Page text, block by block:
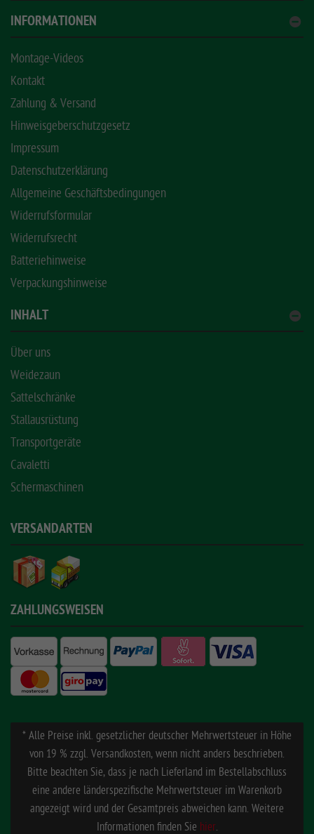
INFORMATIONEN
Montage-Videos
Kontakt
Zahlung & Versand
Hinweisgeberschutzgesetz
Impressum
Datenschutzerklärung
Allgemeine Geschäftsbedingungen
Widerrufsformular
Widerrufsrecht
Batteriehinweise
Verpackungshinweise
INHALT
Über uns
Weidezaun
Sattelschränke
Stallausrüstung
Transportgeräte
Cavaletti
Schermaschinen
VERSANDARTEN
ZAHLUNGSWEISEN
* Alle Preise inkl. gesetzlicher deutscher Mehrwertsteuer in Höhe
von 19 % zzgl. Versandkosten, wenn nicht anders beschrieben.
Bitte beachten Sie, dass je nach Lieferland im Bestellabschluss
eine andere länderspezifische Mehrwertsteuer im Warenkorb
angezeigt wird und der Gesamtpreis abweichen kann. Weitere
Informationen finden Sie hier.